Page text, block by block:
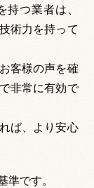
つ業者は、
術力を持って
客様の声を確
非常に有効で
ば、より安心
準です。